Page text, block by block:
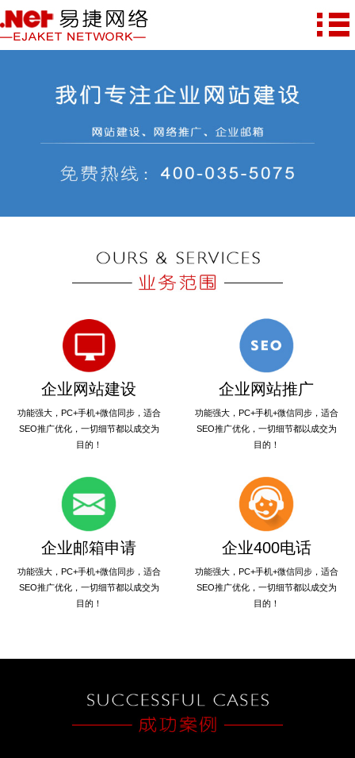
企业网站建设
功能强大，PC+手机+微信同步，适合
SEO推广优化，一切细节都以成交为
目的！
企业网站推广
功能强大，PC+手机+微信同步，适合
SEO推广优化，一切细节都以成交为
目的！
企业邮箱申请
功能强大，PC+手机+微信同步，适合
SEO推广优化，一切细节都以成交为
目的！
企业400电话
功能强大，PC+手机+微信同步，适合
SEO推广优化，一切细节都以成交为
目的！